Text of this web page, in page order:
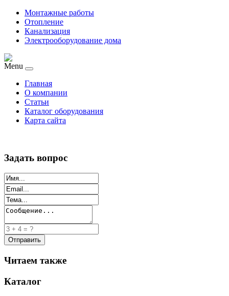
Монтажные работы
Отопление
Канализация
Электрооборудование дома
Menu
Главная
О компании
Статьи
Каталог оборудования
Карта сайта
Задать вопрос
Читаем также
Каталог